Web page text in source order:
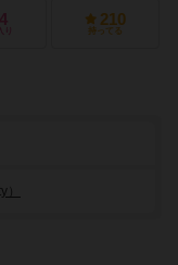
り
210
持ってる